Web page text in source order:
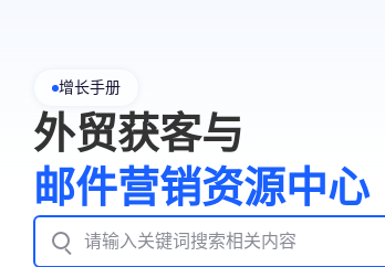
增长手册
外贸获客与
邮件营销资源中心